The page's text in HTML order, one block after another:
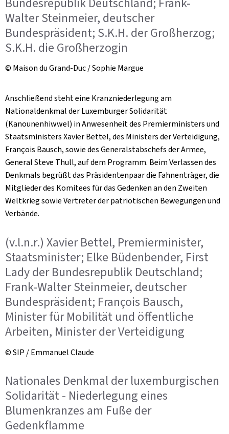
Walter Steinmeier, deutscher
Bundespräsident; S.K.H. der Großherzog;
S.K.H. die Großherzogin
© Maison du Grand-Duc / Sophie Margue
Anschließend steht eine Kranzniederlegung am
Nationaldenkmal der Luxemburger Solidarität
(Kanounenhiwwel) in Anwesenheit des Premierministers und
Staatsministers Xavier Bettel, des Ministers der Verteidigung,
François Bausch, sowie des Generalstabschefs der Armee,
General Steve Thull, auf dem Programm. Beim Verlassen des
Denkmals begrüßt das Präsidentenpaar die Fahnenträger, die
Mitglieder des Komitees für das Gedenken an den Zweiten
Weltkrieg sowie Vertreter der patriotischen Bewegungen und
Verbände.
(v.l.n.r.) Xavier Bettel, Premierminister,
Staatsminister; Elke Büdenbender, First
Lady der Bundesrepublik Deutschland;
Frank-Walter Steinmeier, deutscher
Bundespräsident; François Bausch,
Minister für Mobilität und öffentliche
Arbeiten, Minister der Verteidigung
© SIP / Emmanuel Claude
Nationales Denkmal der luxemburgischen
Solidarität - Niederlegung eines
Blumenkranzes am Fuße der
Gedenkflamme